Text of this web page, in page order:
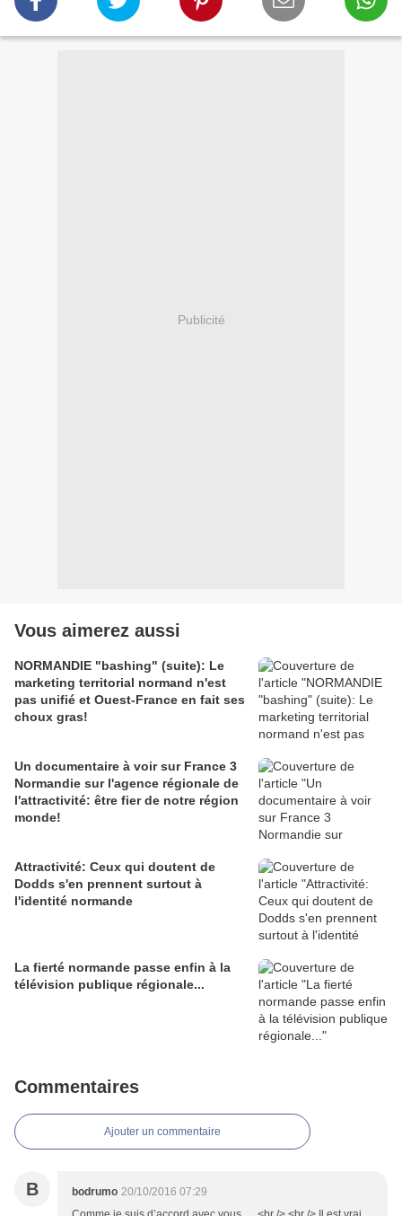
Publicité
Vous aimerez aussi
NORMANDIE "bashing" (suite): Le
marketing territorial normand n'est
pas unifié et Ouest-France en fait ses
choux gras!
Un documentaire à voir sur France 3
Normandie sur l'agence régionale de
l'attractivité: être fier de notre région
monde!
Attractivité: Ceux qui doutent de
Dodds s'en prennent surtout à
l'identité normande
La fierté normande passe enfin à la
télévision publique régionale...
Commentaires
Ajouter un commentaire
B bodrumo 20/10/2016 07:29